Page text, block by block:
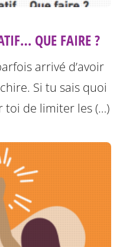
QUE FAIRE ?
arrivé d’avoir
Si tu sais quoi
toi de limiter les (…)